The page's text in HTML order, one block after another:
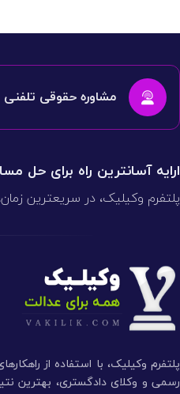
مشاوره حقوقی تلفنی
ارایه آسانترین راه برای حل
پلتفرم وکیلیک، در سریعترین
پلتفرم وکیلیک، با استفاده از
رسمی و وکلای دادگستری، بهترین